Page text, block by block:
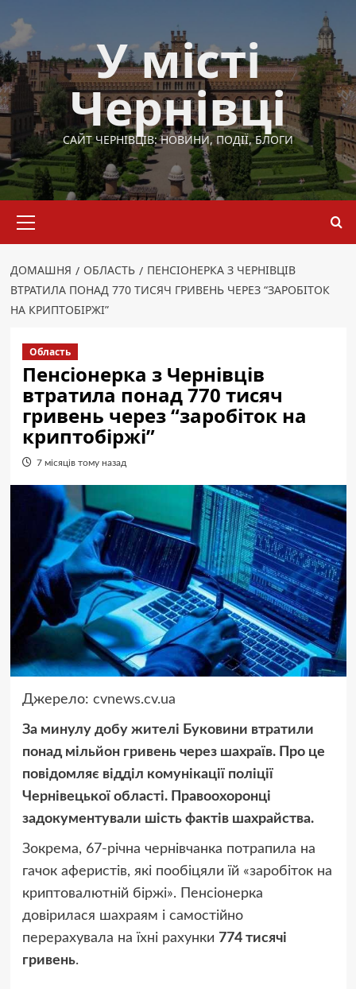
до
вмісту
У місті
Чернівці
САЙТ ЧЕРНІВЦІВ: НОВИНИ, ПОДІЇ, БЛОГИ
меню
ДОМАШНЯ ОБЛАСТЬ
ПЕНСІОНЕРКА З ЧЕРНІВЦІВ
ВТРАТИЛА ПОНАД 770 ТИСЯЧ ГРИВЕНЬ ЧЕРЕЗ “ЗАРОБІТОК
НА КРИПТОБІРЖІ”
Область
Пенсіонерка з Чернівців
втратила понад 770 тисяч
гривень через “заробіток на
криптобіржі”
7 місяців тому назад
Джерело: cvnews.cv.ua
За минулу добу жителі Буковини втратили
понад мільйон гривень через шахраїв. Про це
повідомляє відділ комунікації поліції
Чернівецької області. Правоохоронці
задокументували шість фактів шахрайства.
Зокрема, 67-річна чернівчанка потрапила на
гачок аферистів, які пообіцяли їй «заробіток на
криптовалютній біржі». Пенсіонерка
довірилася шахраям і самостійно
перерахувала на їхні рахунки 774 тисячі
гривень.